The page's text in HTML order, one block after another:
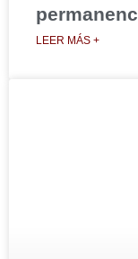
LEER MÁS +